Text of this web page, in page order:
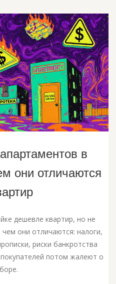
в
они отличаются
дешевле квартир, но не
они отличаются: налоги,
риски банкротства
потом жалеют о